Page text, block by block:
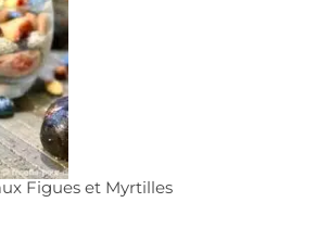
Figues et Myrtilles